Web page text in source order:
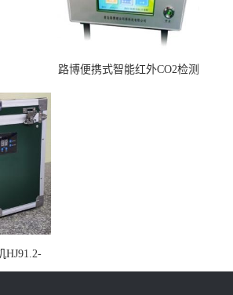
路博便携式智能红外CO2检测
HJ91.2-
测内置有